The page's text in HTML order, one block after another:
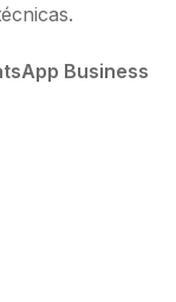
Business